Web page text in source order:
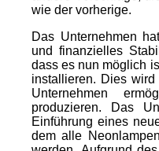
wie der vorherige.
Das Unternehmen
und finanzielles
dass es nun möglich
installieren. Dies
Unternehmen
produzieren. Das
Einführung eines
dem alle